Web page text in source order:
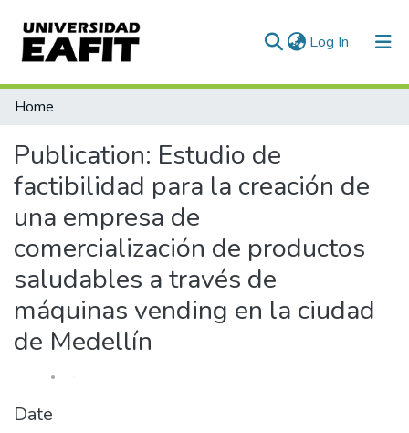
Log In (current)
Communities & Collections
Statistics
Home
Publication: Estudio de
factibilidad para la creación de
una empresa de
comercialización de productos
saludables a través de
máquinas vending en la ciudad
de Medellín
Date